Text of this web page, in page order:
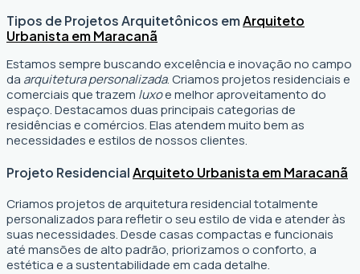
Tipos de Projetos Arquitetônicos emArquiteto
Urbanista em Maracanã
Estamos sempre buscando excelência e inovação no campo
da arquitetura personalizada. Criamos projetos residenciais e
comerciais que trazem luxoe melhor aproveitamento do
espaço. Destacamos duas principais categorias de
residências e comércios. Elas atendem muito bem as
necessidades e estilos de nossos clientes.
Projeto ResidencialArquiteto Urbanista em Maracanã
Criamos projetos de arquitetura residencial totalmente
personalizados para refletir o seu estilo de vida e atender às
suas necessidades. Desde casas compactas e funcionais
até mansões de alto padrão, priorizamos o conforto, a
estética e a sustentabilidade em cada detalhe.